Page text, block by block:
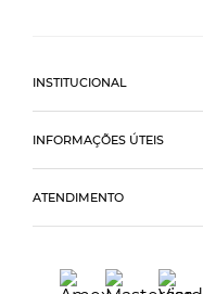
INSTITUCIONAL
INFORMAÇÕES ÚTEIS
ATENDIMENTO